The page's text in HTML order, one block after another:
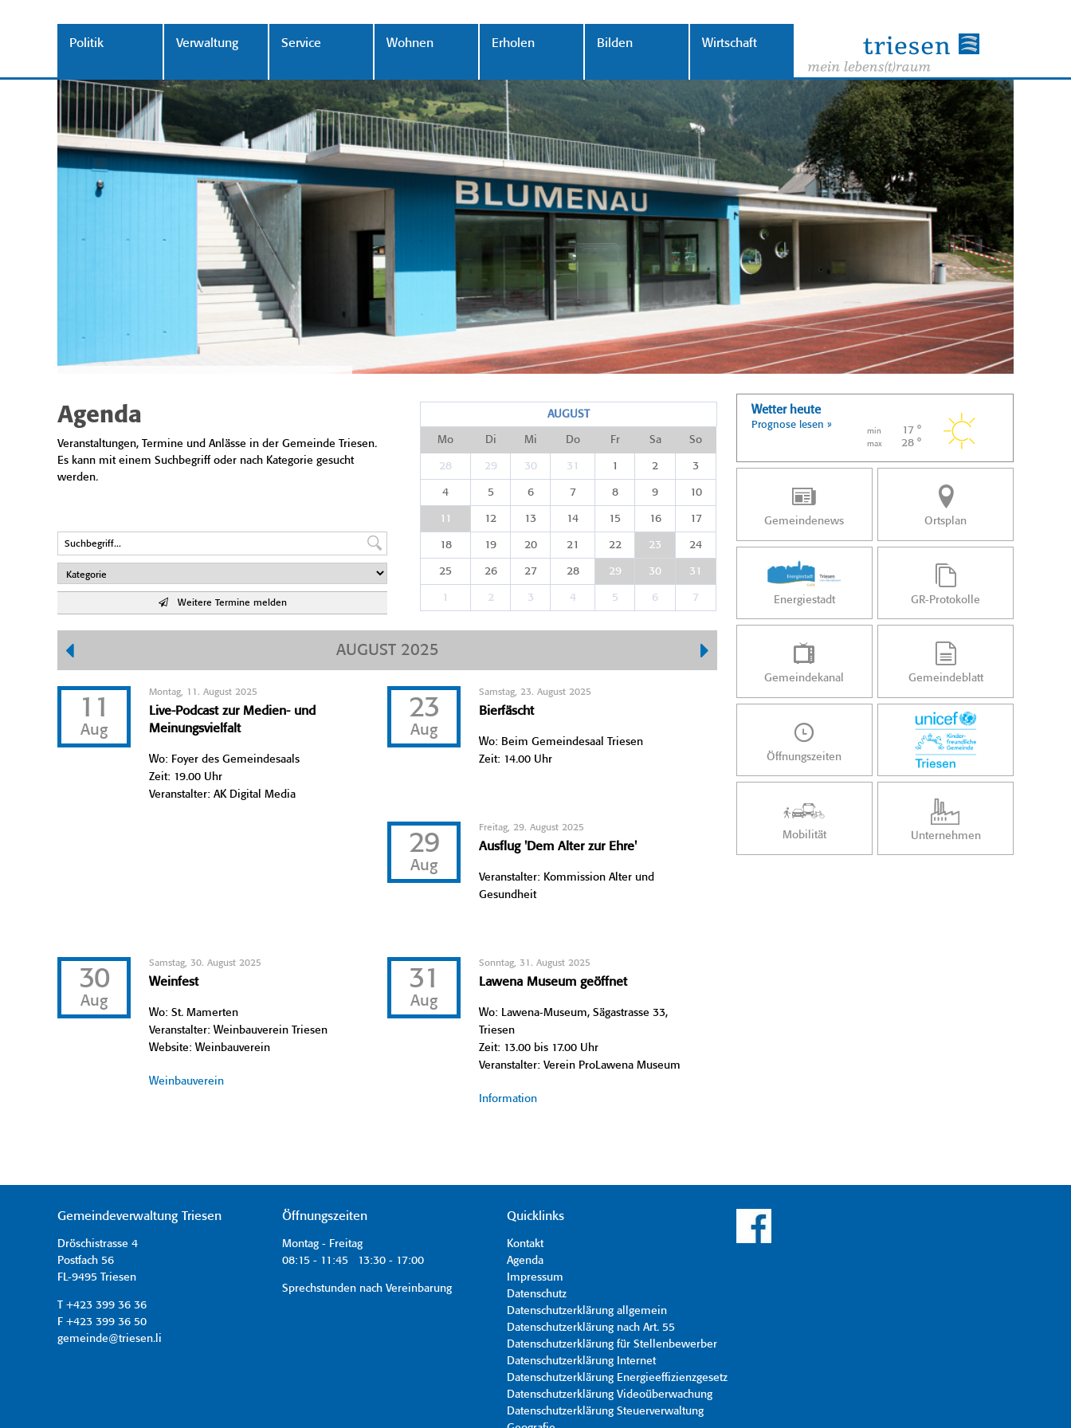
Politik Verwaltung Service Wohnen Erholen Bilden Wirtschaft
Agenda
Veranstaltungen, Termine und Anlässe in der Gemeinde Triesen.
Es kann mit einem Suchbegriff oder nach Kategorie gesucht
werden.
Weitere Termine melden
AUGUST
Mo Di Mi Do Fr Sa So
28 29 30 31 1 2 3
4 5 6 7 8 9 10
11 12 13 14 15 16 17
18 19 20 21 22 23 24
25 26 27 28 29 30 31
1 2 3 4 5 6 7
AUGUST 2025
11
Aug
Montag, 11. August 2025
Live-Podcast zur Medien- und
Meinungsvielfalt
Wo: Foyer des Gemeindesaals
Zeit: 19.00 Uhr
Veranstalter: AK Digital Media
23
Aug
Samstag, 23. August 2025
Bierfäscht
Wo: Beim Gemeindesaal Triesen
Zeit: 14.00 Uhr
29
Aug
Freitag, 29. August 2025
Ausflug 'Dem Alter zur Ehre'
Veranstalter: Kommission Alter und
Gesundheit
30
Aug
Samstag, 30. August 2025
Weinfest
Wo: St. Mamerten
Veranstalter: Weinbauverein Triesen
Website: Weinbauverein
Weinbauverein
31
Aug
Sonntag, 31. August 2025
Lawena Museum geöffnet
Wo: Lawena-Museum, Sägastrasse 33,
Triesen
Zeit: 13.00 bis 17.00 Uhr
Veranstalter: Verein ProLawena Museum
Information
Wetter heute
Prognose lesen »
min 17 °
max 28 °
Gemeindenews Ortsplan
Energiestadt GR-Protokolle
Gemeindekanal Gemeindeblatt
Öffnungszeiten
Mobilität Unternehmen
Gemeindeverwaltung Triesen
Dröschistrasse 4
Postfach 56
FL-9495 Triesen
T +423 399 36 36
F +423 399 36 50
gemeinde@triesen.li
Öffnungszeiten
Montag - Freitag
08:15 - 11:45 13:30 - 17:00
Sprechstunden nach Vereinbarung
Quicklinks
Kontakt
Agenda
Impressum
Datenschutz
Datenschutzerklärung allgemein
Datenschutzerklärung nach Art. 55
Datenschutzerklärung für Stellenbewerber
Datenschutzerklärung Internet
Datenschutzerklärung Energieeffizienzgesetz
Datenschutzerklärung Videoüberwachung
Datenschutzerklärung Steuerverwaltung